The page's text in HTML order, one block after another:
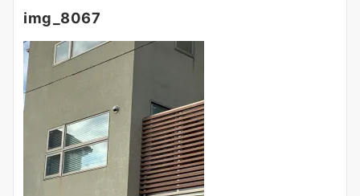
img_8067